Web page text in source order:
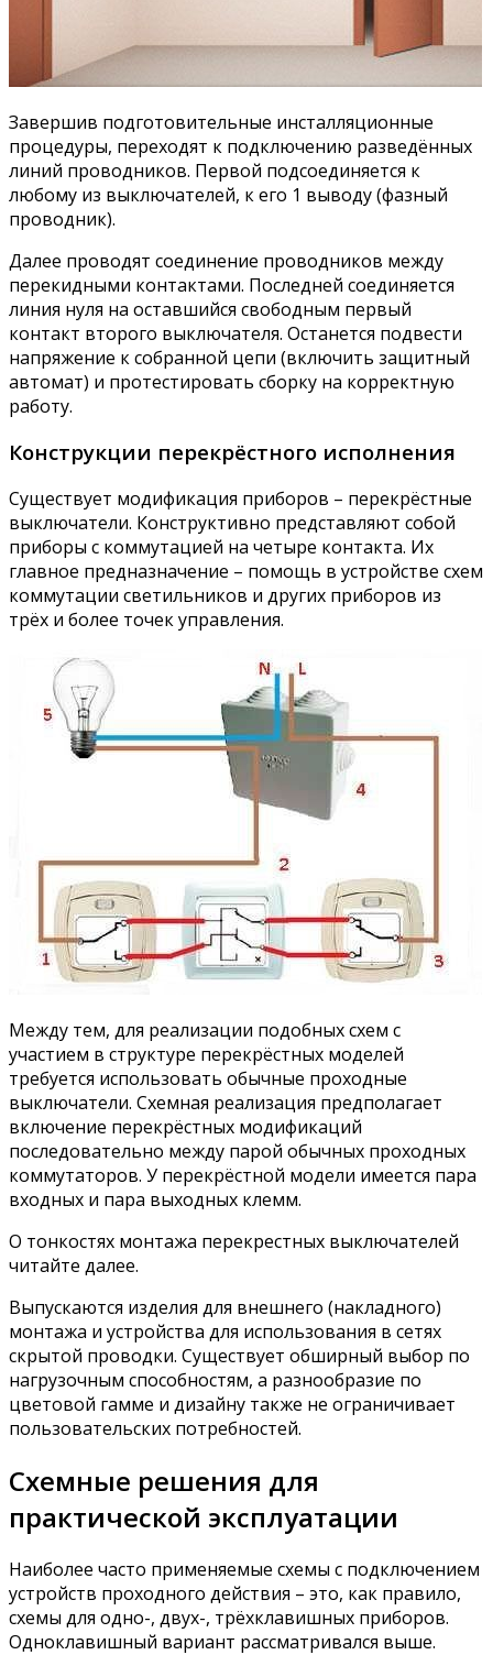
Завершив подготовительные инсталляционные
процедуры, переходят к подключению разведённых
линий проводников. Первой подсоединяется к
любому из выключателей, к его 1 выводу (фазный
проводник).
Далее проводят соединение проводников между
перекидными контактами. Последней соединяется
линия нуля на оставшийся свободным первый
контакт второго выключателя. Останется подвести
напряжение к собранной цепи (включить защитный
автомат) и протестировать сборку на корректную
работу.
Конструкции перекрёстного исполнения
Существует модификация приборов – перекрёстные
выключатели. Конструктивно представляют собой
приборы с коммутацией на четыре контакта. Их
главное предназначение – помощь в устройстве схем
коммутации светильников и других приборов из
трёх и более точек управления.
Между тем, для реализации подобных схем с
участием в структуре перекрёстных моделей
требуется использовать обычные проходные
выключатели. Схемная реализация предполагает
включение перекрёстных модификаций
последовательно между парой обычных проходных
коммутаторов. У перекрёстной модели имеется пара
входных и пара выходных клемм.
О тонкостях монтажа перекрестных выключателей
читайте далее.
Выпускаются изделия для внешнего (накладного)
монтажа и устройства для использования в сетях
скрытой проводки. Существует обширный выбор по
нагрузочным способностям, а разнообразие по
цветовой гамме и дизайну также не ограничивает
пользовательских потребностей.
Схемные решения для
практической эксплуатации
Наиболее часто применяемые схемы с подключением
устройств проходного действия – это, как правило,
схемы для одно-, двух-, трёхклавишных приборов.
Одноклавишный вариант рассматривался выше.